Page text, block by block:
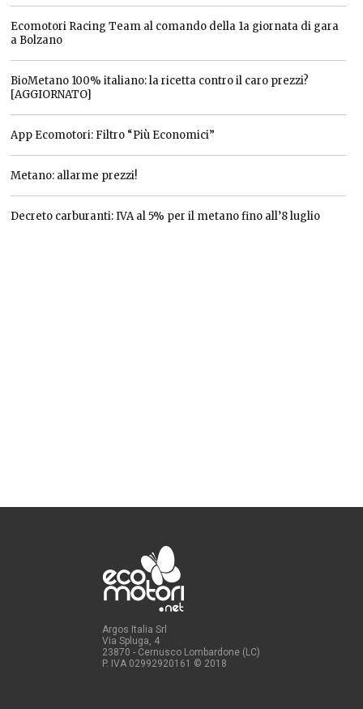
Ecomotori Racing Team al comando della 1a giornata di gara
a Bolzano
BioMetano 100% italiano: la ricetta contro il caro prezzi?
[AGGIORNATO]
App Ecomotori: Filtro “Più Economici”
Metano: allarme prezzi!
Decreto carburanti: IVA al 5% per il metano fino all’8 luglio
Argos Italia Srl
Via Spluga, 4
23870 - Cernusco Lombardone (LC)
P. IVA 02992920161 © 2018